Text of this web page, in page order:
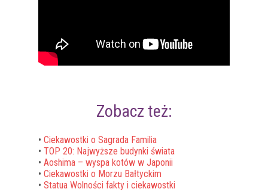
Zobacz też:
• Ciekawostki o Sagrada Familia
• TOP 20: Najwyższe budynki świata
• Aoshima – wyspa kotów w Japonii
• Ciekawostki o Morzu Bałtyckim
• Statua Wolności fakty i ciekawostki